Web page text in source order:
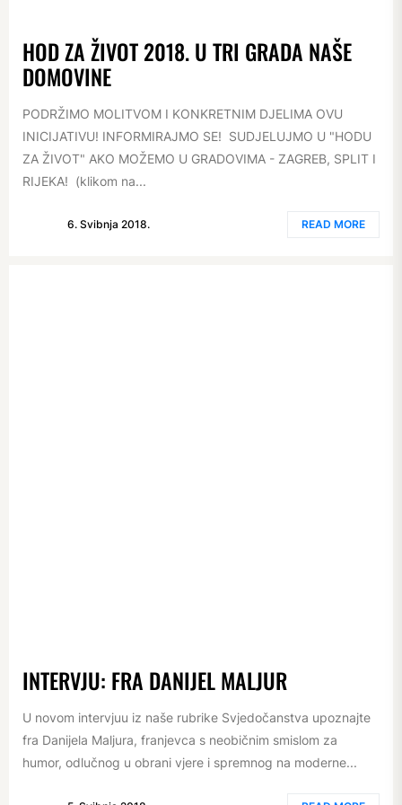
HOD ZA ŽIVOT 2018. U TRI GRADA NAŠE
DOMOVINE
PODRŽIMO MOLITVOM I KONKRETNIM DJELIMA OVU
INICIJATIVU! INFORMIRAJMO SE! SUDJELUJMO U "HODU
ZA ŽIVOT" AKO MOŽEMO U GRADOVIMA - ZAGREB, SPLIT I
RIJEKA! (klikom na...
6. Svibnja 2018. READ MORE
INTERVJU: FRA DANIJEL MALJUR
U novom intervjuu iz naše rubrike Svjedočanstva upoznajte
fra Danijela Maljura, franjevca s neobičnim smislom za
humor, odlučnog u obrani vjere i spremnog na moderne...